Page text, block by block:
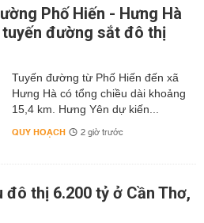
Phố Hiến - Hưng Hà
đường sắt đô thị
Tuyến đường từ Phố Hiến đến xã
Hưng Hà có tổng chiều dài khoảng
15,4 km. Hưng Yên dự kiến...
QUY HOẠCH 2 giờ trước
đô thị 6.200 tỷ ở Cần Thơ,